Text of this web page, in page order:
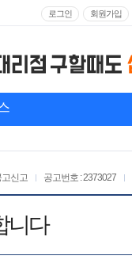
로그인 회원가입
공고번호 : 2373027
고신고
니다